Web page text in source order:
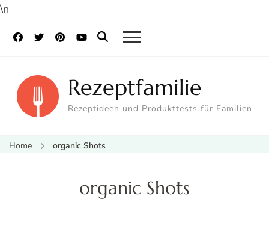
\n
Rezeptfamilie
Rezeptideen und Produkttests für Familien
Home organic Shots
organic Shots